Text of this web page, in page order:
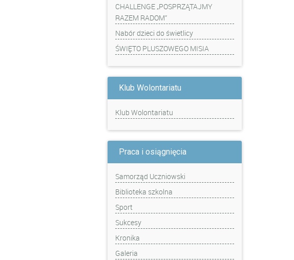
CHALLENGE „POSPRZĄTAJMY
RAZEM RADOM”
Nabór dzieci do świetlicy
ŚWIĘTO PLUSZOWEGO MISIA
Klub Wolontariatu
Klub Wolontariatu
Praca i osiągnięcia
Samorząd Uczniowski
Biblioteka szkolna
Sport
Sukcesy
Kronika
Galeria